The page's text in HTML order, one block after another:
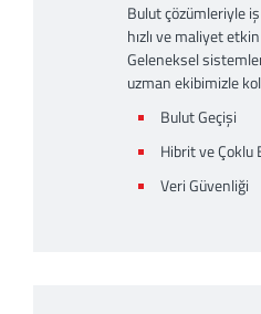
Bulut çözümleriyle
hızlı ve maliyet
Geleneksel
uzman ekibimizle
Bulut Geçişi
Hibrit ve Çoklu
Veri Güvenliği